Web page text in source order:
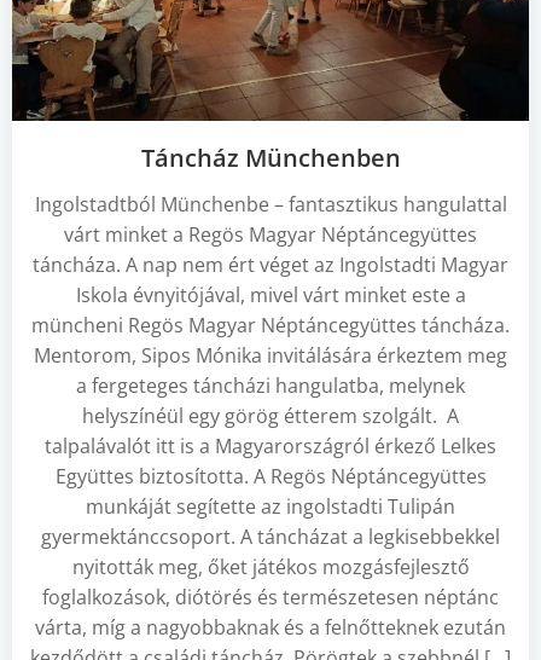
Táncház Münchenben
Ingolstadtból Münchenbe – fantasztikus hangulattal
várt minket a Regös Magyar Néptáncegyüttes
táncháza. A nap nem ért véget az Ingolstadti Magyar
Iskola évnyitójával, mivel várt minket este a
müncheni Regös Magyar Néptáncegyüttes táncháza.
Mentorom, Sipos Mónika invitálására érkeztem meg
a fergeteges táncházi hangulatba, melynek
helyszínéül egy görög étterem szolgált. A
talpalávalót itt is a Magyarországról érkező Lelkes
Együttes biztosította. A Regös Néptáncegyüttes
munkáját segítette az ingolstadti Tulipán
gyermektánccsoport. A táncházat a legkisebbekkel
nyitották meg, őket játékos mozgásfejlesztő
foglalkozások, diótörés és természetesen néptánc
várta, míg a nagyobbaknak és a felnőtteknek ezután